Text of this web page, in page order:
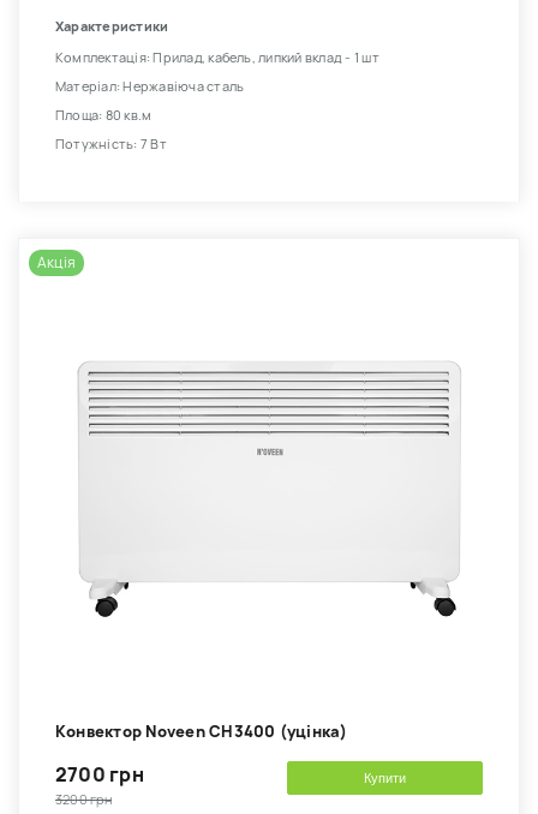
Характеристики
Комплектація: Прилад, кабель, липкий вклад - 1 шт
Матеріал: Нержавіюча сталь
Площа: 80 кв.м
Потужність: 7 Вт
Акція
Kонвектор Noveen CH3400 (уцінка)
2700 грн
3200 грн
Купити